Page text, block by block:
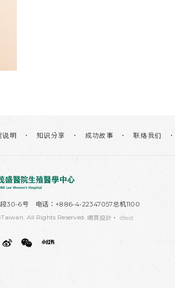
说明 知识分享 成功故事 联络我们
30-6号 电话：+886-4-22347057总机1100
All Rights Reserved. 網頁設計 ‧ iBest